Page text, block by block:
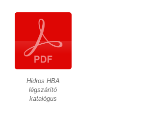
Hidros HBA
légszárító
katalógus